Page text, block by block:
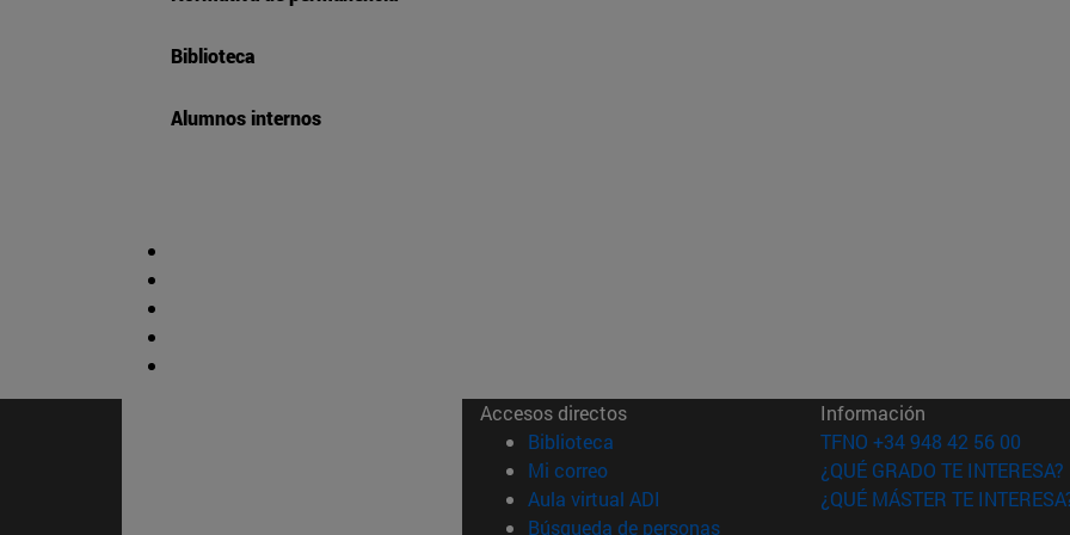
Biblioteca
Alumnos internos
Accesos directos
Biblioteca (abre en nueva ventana)
Mi correo(abre en nueva ventana)
Aula virtual ADI (abre en nueva ventana)
Búsqueda de personas(abre en nueva ventana)
Información
TFNO +34 948 42 56 00
¿QUÉ GRADO TE INTERESA?
¿QUÉ MÁSTER TE